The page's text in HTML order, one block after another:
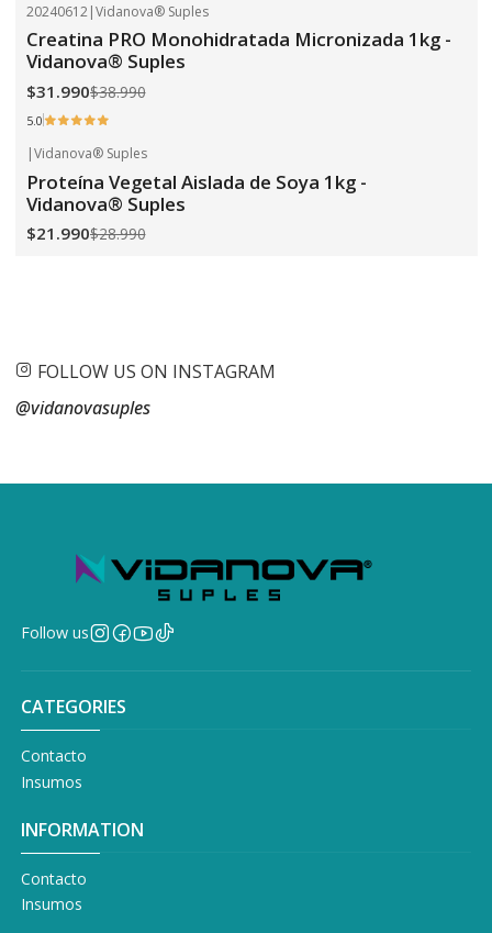
-18% OFF
20240612|Vidanova® Suples
Creatina PRO Monohidratada Micronizada 1kg -
Vidanova® Suples
$31.990$38.990
5.0
-24% OFF
|Vidanova® Suples
Proteína Vegetal Aislada de Soya 1kg -
Vidanova® Suples
$21.990$28.990
FOLLOW US ON INSTAGRAM
@vidanovasuples
Follow us
CATEGORIES
Contacto
Insumos
INFORMATION
Contacto
Insumos